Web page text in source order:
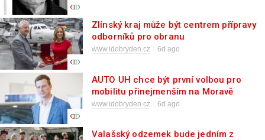
Zlínský kraj může být centrem přípravy
odborníků pro obranu
www.idobryden.cz 6d ago
AUTO UH chce být první volbou pro
mobilitu přinejmenším na Moravě
www.idobryden.cz 6d ago
Valašský odzemek bude jedním z